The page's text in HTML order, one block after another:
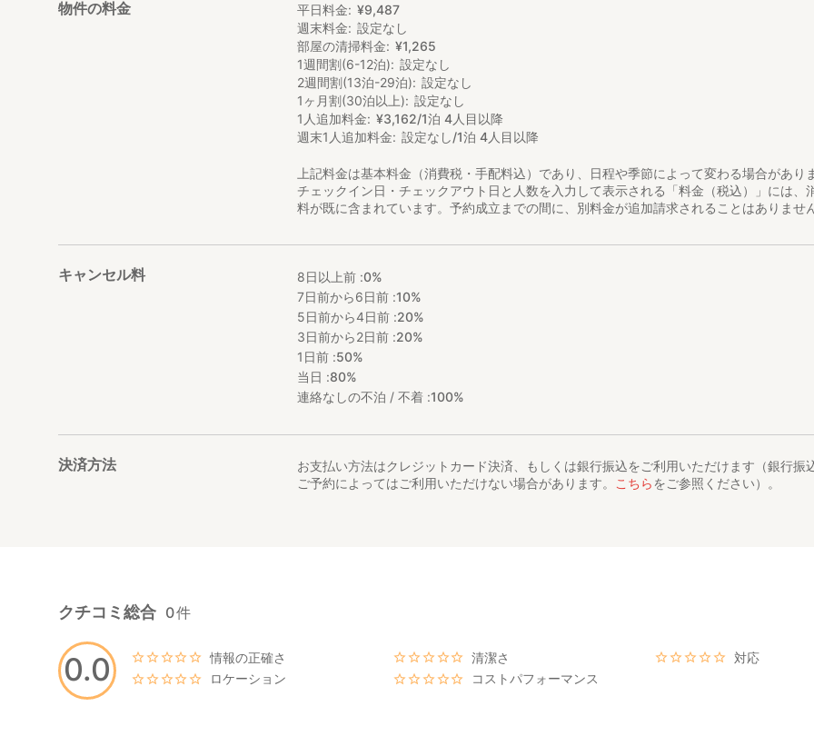
物件の料金 平日料金 ¥9,487
週末料金
設定なし
部屋の清掃料金
¥1,265
1週間割(6-12泊)
設定なし
2週間割(13泊-29泊)
設定なし
1ヶ月割(30泊以上)
設定なし
1人追加料金
¥3,162/1泊 4人目以降
週末1人追加料金
設定なし/1泊 4人目以降
上記料金は基本料金（消費税・手配料込）であり、日程や季節によって変わる場合があり
チェックイン日・チェックアウト日と人数を入力して表示される「料金（税込）」には、
料が既に含まれています。予約成立までの間に、別料金が追加請求されることはありません
キャンセル料 8日以上前 :0%
7日前から6日前 :10%
5日前から4日前 :20%
3日前から2日前 :20%
1日前 :50%
当日 :80%
連絡なしの不泊 / 不着 :100%
決済方法
お支払い方法はクレジットカード決済、もしくは銀行振込をご利用いただけます（銀行振
ご予約によってはご利用いただけない場合があります。 こちらをご参照ください）。
0.0
クチコミ総合 0件
情報の正確さ 清潔さ
対応
ロケーション
コストパフォーマンス